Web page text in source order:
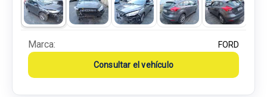
Marca: FORD
Consultar el vehículo